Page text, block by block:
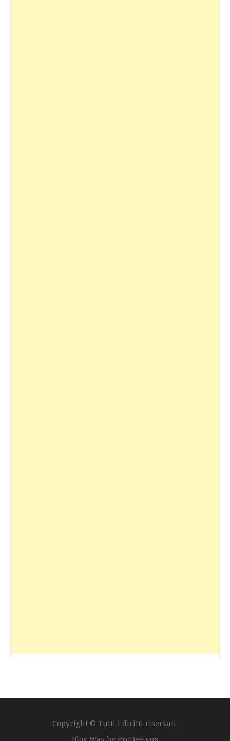
Copyright © Tutti i diritti riservati.